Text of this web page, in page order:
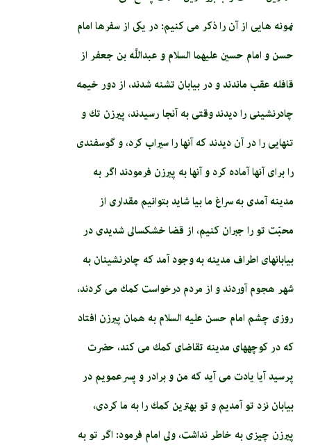
نمونه هايى از آن را ذكر مى‏ كنيم: در يكى از سفرها امام‏
حسن‏ و امام حسين عليهما السلام و عبداللَّه بن جعفر از
قافله عقب ماندند و در بيابان تشنه شدند، از دور خيمه
چادرنشينى را ديدند وقتى به آنجا رسيدند، پيرزن تك و
تنهايى را در آن ديدند كه آنها را سيراب كرد، و گوسفندى
را براى آنها آماده كرد و آنها به پيرزن فرمودند اگر به
مدينه آمدى به سراغ ما بيا شايد بتوانيم مقدارى از
محبّت تو را جبران كنيم، از قضا خشكسالى شديدى در
بيابان‏هاى اطراف مدينه به وجود آمد كه چادرنشينان به
شهر هجوم آوردند و از مردم درخواست كمك مى‏ كردند،
روزى چشم امام‏ حسن‏ عليه السلام به همان پيرزن افتاد
كه در كوچه‏هاى مدينه تقاضاى كمك مى‏ كند، حضرت
پرسيد آيا يادت مى‏ آيد كه من و برادر و پسرعمويم در
بيابان نزد تو آمديم و تو بهترين كمك را به ما كردى،
پيرزن چيزى به خاطر نداشت، ولى امام فرمود: اگر تو به